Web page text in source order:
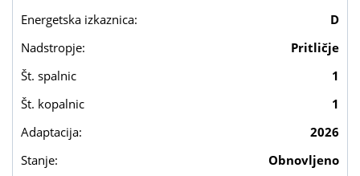
Energetska izkaznica:
D
Nadstropje:
Pritličje
Št. spalnic
1
Št. kopalnic
1
Adaptacija:
2026
Stanje:
Obnovljeno